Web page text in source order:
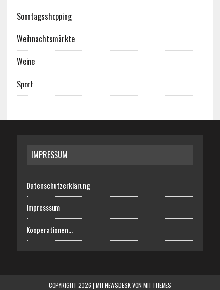
Sonntagsshopping
Weihnachtsmärkte
Weine
Sport
IMPRESSUM
Datenschutzerklärung
Impresssum
Kooperationen…
COPYRIGHT 2026 | MH NEWSDESK VON MH THEMES